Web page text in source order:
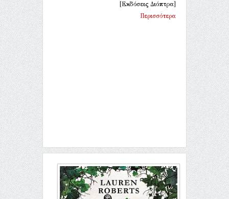
[Εκδόσεις Διόπτρα]
Περισσότερα